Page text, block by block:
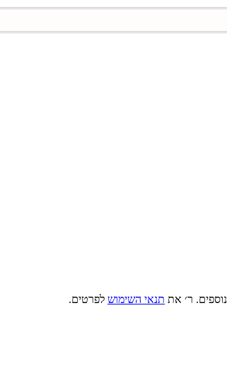
ר׳ את תנאי השימוש לפרטים.